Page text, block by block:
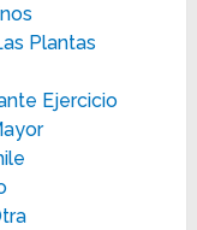
Plantas
Ejercicio